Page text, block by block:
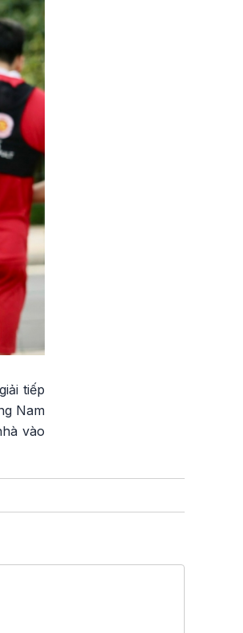
tiếp
Nam
vào